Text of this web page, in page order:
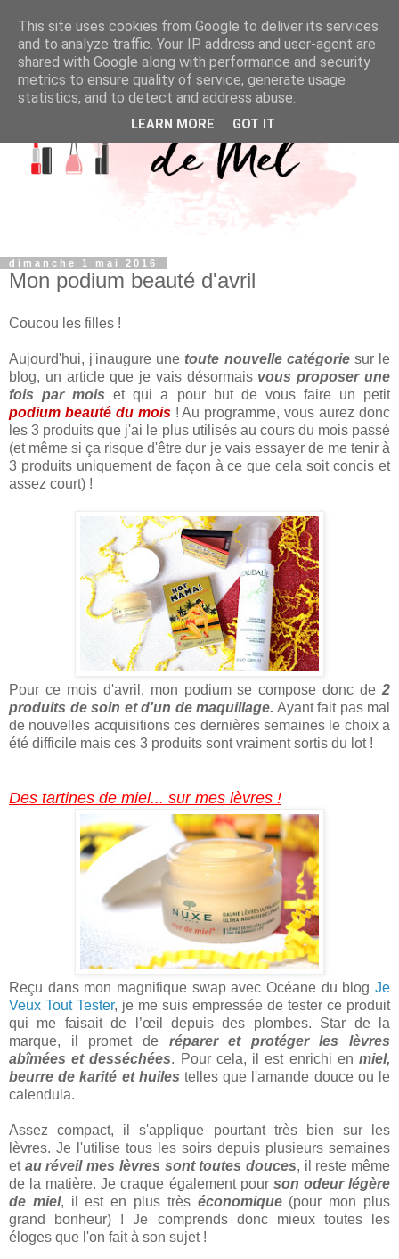
dimanche 1 mai 2016
Mon podium beauté d'avril
Coucou les filles !
Aujourd'hui, j'inaugure une toute nouvelle catégoriesur le
blog, un article que je vais désormais vous proposer une
fois par mois et qui a pour but de vous faire un petit
podium beauté du mois! Au programme, vous aurez donc
les 3 produits que j'ai le plus utilisés au cours du mois passé
(et même si ça risque d'être dur je vais essayer de me tenir à
3 produits uniquement de façon à ce que cela soit concis et
assez court) !
Pour ce mois d'avril, mon podium se compose donc de 2
produits de soin et d'un de maquillage. Ayant fait pas mal
de nouvelles acquisitions ces dernières semaines le choix a
été difficile mais ces 3 produits sont vraiment sortis du lot !
Des tartines de miel... sur mes lèvres !
Reçu dans mon magnifique swap avec Océane du blog Je
Veux Tout Tester, je me suis empressée de tester ce produit
qui me faisait de l’œil depuis des plombes. Star de la
marque, il promet de réparer et protéger les lèvres
abîmées et desséchées. Pour cela, il est enrichi enmiel,
beurre de karité et huiles telles que l'amande douce ou le
calendula.
Assez compact, il s'applique pourtant très bien sur les
lèvres. Je l'utilise tous les soirs depuis plusieurs semaines
et au réveil mes lèvres sont toutes douces, il reste même
de la matière. Je craque également pour son odeur légère
de miel, il est en plus très économique(pour mon plus
grand bonheur) ! Je comprends donc mieux toutes les
éloges que l'on fait à son sujet !
This site uses cookies from Google to deliver its services
and to analyze traffic. Your IP address and user-agent are
shared with Google along with performance and security
metrics to ensure quality of service, generate usage
statistics, and to detect and address abuse.
LEARN MORE GOT IT